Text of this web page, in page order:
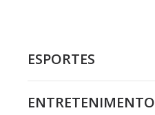
ESPORTES
ENTRETENIMENTO